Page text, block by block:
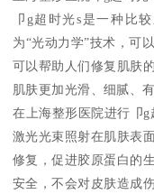
卩g超时光s是一种比
为“光动力学”技术，可
可以帮助人们修复肌肤
肌肤更加光滑、细腻、
在上海整形医院进行卩
激光光束照射在肌肤表
修复，促进胶原蛋白的
安全，不会对皮肤造成